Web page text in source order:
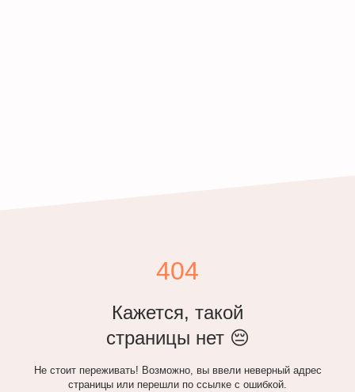
404
Кажется, такой
страницы нет 😔
Не стоит переживать! Возможно, вы ввели неверный адрес
страницы или перешли по ссылке с ошибкой.